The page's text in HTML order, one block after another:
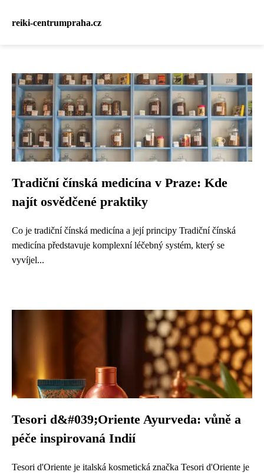
reiki-centrumpraha.cz
Tradiční čínská medicína v Praze: Kde
najít osvědčené praktiky
Co je tradiční čínská medicína a její principy Tradiční čínská
medicína představuje komplexní léčebný systém, který se
vyvíjel...
Tesori d&#039;Oriente Ayurveda: vůně a
péče inspirovaná Indií
Tesori d'Oriente je italská kosmetická značka Tesori d'Oriente je